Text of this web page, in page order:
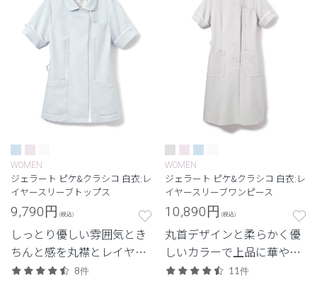
WOMEN
ジェラート ピケ&クラシコ 白衣:レ
イヤースリーブトップス
9,790円 (税込)
しっとり優しい雰囲気とき
ちんと感を丸襟とレイヤー
カラーが演出。
8件
WOMEN
ジェラート ピケ&クラシコ 白衣:レ
イヤースリーブワンピース
10,890円 (税込)
丸首デザインと柔らかく優
しいカラーで上品に華や
ぐ。
11件